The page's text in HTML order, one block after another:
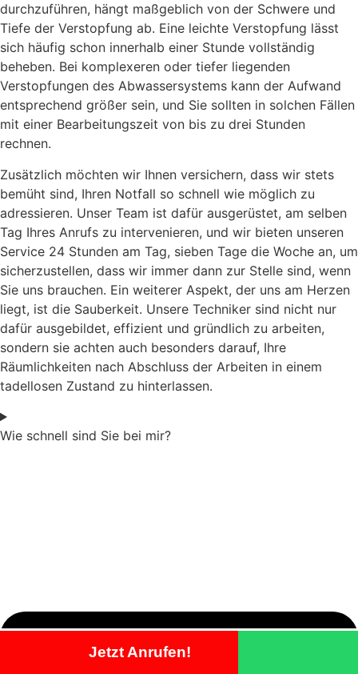
durchzuführen, hängt maßgeblich von der Schwere und
Tiefe der Verstopfung ab. Eine leichte Verstopfung lässt
sich häufig schon innerhalb einer Stunde vollständig
beheben. Bei komplexeren oder tiefer liegenden
Verstopfungen des Abwassersystems kann der Aufwand
entsprechend größer sein, und Sie sollten in solchen Fällen
mit einer Bearbeitungszeit von bis zu drei Stunden
rechnen.
Zusätzlich möchten wir Ihnen versichern, dass wir stets
bemüht sind, Ihren Notfall so schnell wie möglich zu
adressieren. Unser Team ist dafür ausgerüstet, am selben
Tag Ihres Anrufs zu intervenieren, und wir bieten unseren
Service 24 Stunden am Tag, sieben Tage die Woche an, um
sicherzustellen, dass wir immer dann zur Stelle sind, wenn
Sie uns brauchen. Ein weiterer Aspekt, der uns am Herzen
liegt, ist die Sauberkeit. Unsere Techniker sind nicht nur
dafür ausgebildet, effizient und gründlich zu arbeiten,
sondern sie achten auch besonders darauf, Ihre
Räumlichkeiten nach Abschluss der Arbeiten in einem
tadellosen Zustand zu hinterlassen.
Wie schnell sind Sie bei mir?
Jetzt Anrufen!